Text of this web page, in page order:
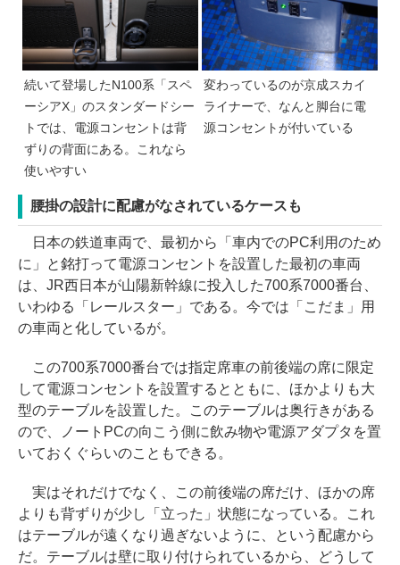
続いて登場したN100系「スペ
ーシアX」のスタンダードシー
トでは、電源コンセントは背
ずりの背面にある。これなら
使いやすい
変わっているのが京成スカイ
ライナーで、なんと脚台に電
源コンセントが付いている
腰掛の設計に配慮がなされているケースも
日本の鉄道車両で、最初から「車内でのPC利用のため
に」と銘打って電源コンセントを設置した最初の車両
は、JR西日本が山陽新幹線に投入した700系7000番台、
いわゆる「レールスター」である。今では「こだま」用
の車両と化しているが。
この700系7000番台では指定席車の前後端の席に限定
して電源コンセントを設置するとともに、ほかよりも大
型のテーブルを設置した。このテーブルは奥行きがある
ので、ノートPCの向こう側に飲み物や電源アダプタを置
いておくぐらいのこともできる。
実はそれだけでなく、この前後端の席だけ、ほかの席
よりも背ずりが少し「立った」状態になっている。これ
はテーブルが遠くなり過ぎないように、という配慮から
だ。テーブルは壁に取り付けられているから、どうして